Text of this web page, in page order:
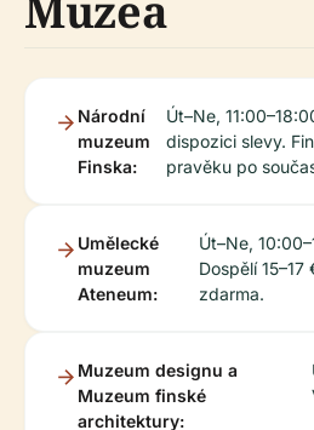
Národní
muzeum
Finska:
Út–Ne,
dispozici slevy.
pravěku po
Umělecké
muzeum
Ateneum:
Út–Ne,
Dospělí
zdarma.
Muzeum designu a
Muzeum finské
architektury: